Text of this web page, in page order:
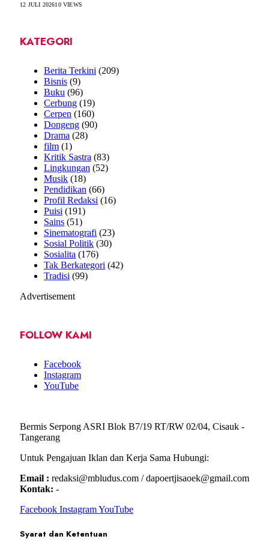
12 JULI 202610VIEWS
KATEGORI
Berita Terkini (209)
Bisnis (9)
Buku (96)
Cerbung (19)
Cerpen (160)
Dongeng (90)
Drama (28)
film (1)
Kritik Sastra (83)
Lingkungan (52)
Musik (18)
Pendidikan (66)
Profil Redaksi (16)
Puisi (191)
Sains (51)
Sinematografi (23)
Sosial Politik (30)
Sosialita (176)
Tak Berkategori (42)
Tradisi (99)
Advertisement
FOLLOW KAMI
Facebook
Instagram
YouTube
Bermis Serpong ASRI Blok B7/19 RT/RW 02/04, Cisauk -
Tangerang
Untuk Pengajuan Iklan dan Kerja Sama Hubungi:
Email : redaksi@mbludus.com / dapoertjisaoek@gmail.com
Kontak: -
Facebook InstagramYouTube
Syarat dan Ketentuan